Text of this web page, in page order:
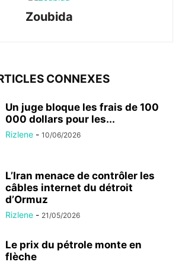
Zoubida
CONNEXES
Un juge bloque les frais de 100
000 dollars pour les...
Rizlene - 10/06/2026
L’Iran menace de contrôler les
câbles internet du détroit
d’Ormuz
Rizlene - 21/05/2026
Le prix du pétrole monte en
flèche